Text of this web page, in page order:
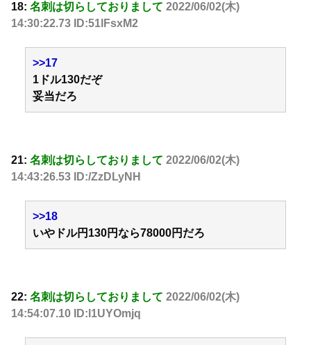
18: 名刺は切らしておりまして 2022/06/02(木)
14:30:22.73 ID:51lFsxM2
>>17
1ドル130だぞ
妥当だろ
21: 名刺は切らしておりまして 2022/06/02(木)
14:43:26.53 ID:/ZzDLyNH
>>18
いやドル円130円なら78000円だろ
22: 名刺は切らしておりまして 2022/06/02(木)
14:54:07.10 ID:l1UYOmjq